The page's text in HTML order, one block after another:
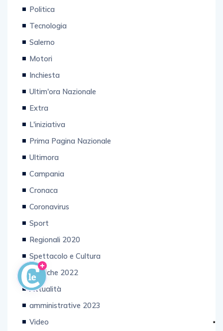
Politica
Tecnologia
Salerno
Motori
Inchiesta
Ultim'ora Nazionale
Extra
L'iniziativa
Prima Pagina Nazionale
Ultimora
Campania
Cronaca
Coronavirus
Sport
Regionali 2020
Spettacolo e Cultura
Politiche 2022
Attualità
amministrative 2023
Video